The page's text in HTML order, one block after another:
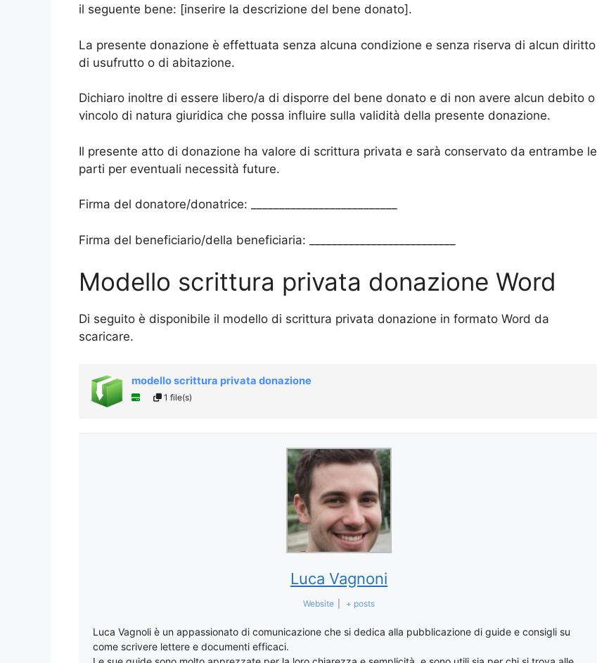
il seguente bene: [inserire la descrizione del bene donato].
La presente donazione è effettuata senza alcuna condizione e senza riserva di alcun diritto
di usufrutto o di abitazione.
Dichiaro inoltre di essere libero/a di disporre del bene donato e di non avere alcun debito o
vincolo di natura giuridica che possa influire sulla validità della presente donazione.
Il presente atto di donazione ha valore di scrittura privata e sarà conservato da entrambe le
parti per eventuali necessità future.
Firma del donatore/donatrice: __________________________
Firma del beneficiario/della beneficiaria: __________________________
Modello scrittura privata donazione Word
Di seguito è disponibile il modello di scrittura privata donazione in formato Word da
scaricare.
modello scrittura privata donazione
1 file(s)
Luca Vagnoni
Website + posts
Luca Vagnoli è un appassionato di comunicazione che si dedica alla pubblicazione di guide e consigli su
come scrivere lettere e documenti efficaci.